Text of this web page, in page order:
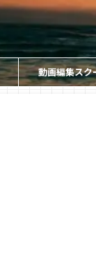
動画編集スク